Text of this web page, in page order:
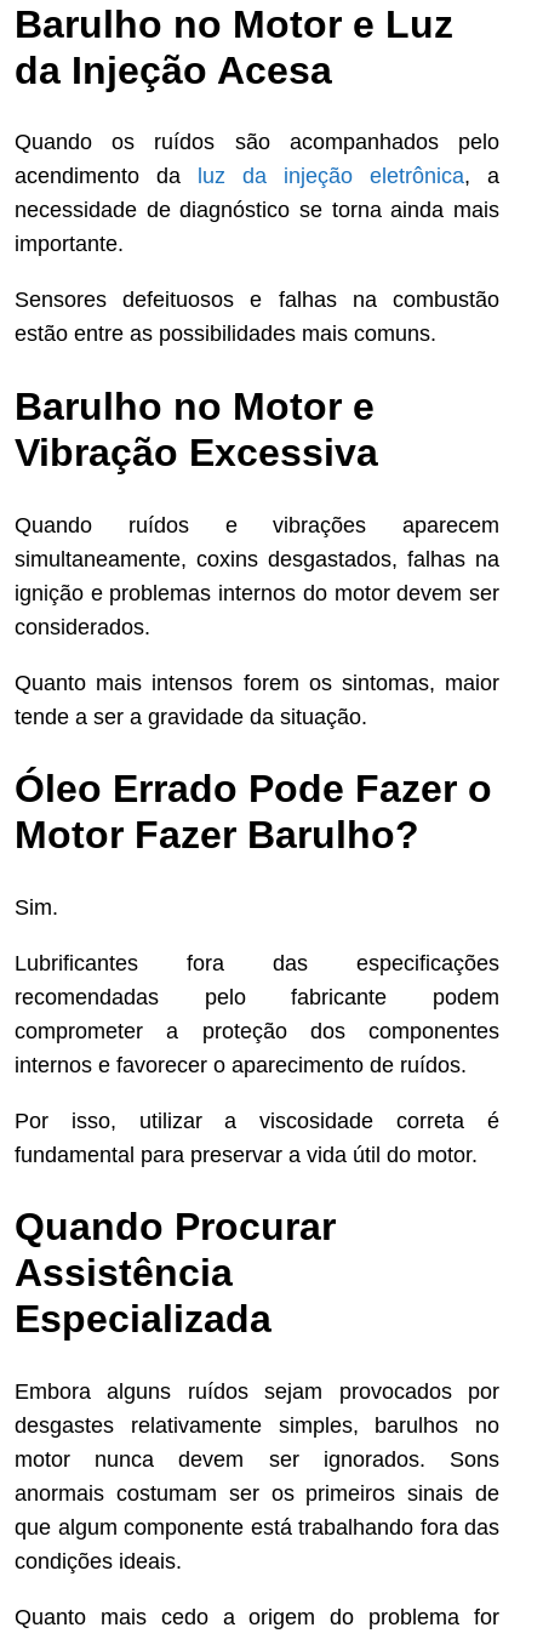
Barulho no Motor e Luz
da Injeção Acesa
Quando os ruídos são acompanhados pelo
acendimento da
luz da injeção eletrônica, a
necessidade de diagnóstico se torna ainda mais
importante.
Sensores defeituosos e falhas na combustão
estão entre as possibilidades mais comuns.
Barulho no Motor e
Vibração Excessiva
Quando ruídos e vibrações aparecem
simultaneamente, coxins desgastados, falhas na
ignição e problemas internos do motor devem ser
considerados.
Quanto mais intensos forem os sintomas, maior
tende a ser a gravidade da situação.
Óleo Errado Pode Fazer o
Motor Fazer Barulho?
Sim.
Lubrificantes fora das especificações
recomendadas pelo fabricante podem
comprometer a proteção dos componentes
internos e favorecer o aparecimento de ruídos.
Por isso, utilizar a viscosidade correta é
fundamental para preservar a vida útil do motor.
Quando Procurar
Assistência
Especializada
Embora alguns ruídos sejam provocados por
desgastes relativamente simples, barulhos no
motor nunca devem ser ignorados. Sons
anormais costumam ser os primeiros sinais de
que algum componente está trabalhando fora das
condições ideais.
Quanto mais cedo a origem do problema for